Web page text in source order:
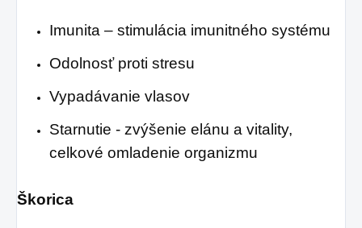
Imunita – stimulácia imunitného systému
Odolnosť proti stresu
Vypadávanie vlasov
Starnutie - zvýšenie elánu a vitality,
celkové omladenie organizmu
Škorica